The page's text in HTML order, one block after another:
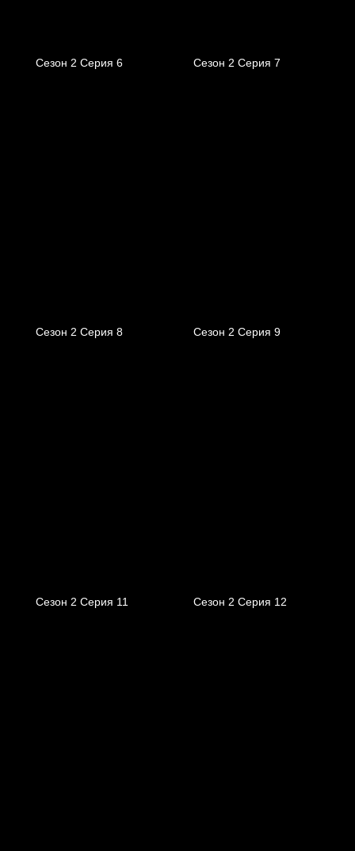
Сезон 2 Серия 6 Сезон 2 Серия 7
Сезон 2 Серия 8 Сезон 2 Серия 9
Сезон 2 Серия 11 Сезон 2 Серия 12